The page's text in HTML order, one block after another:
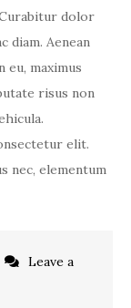
dolor
diam. Aenean
eu, maximus
risus non
elit.
nec, elementum
Leave a